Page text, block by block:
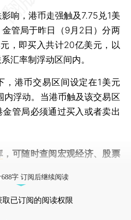
，港币走强触及7.75兑1美
管局于昨日（9月2日）分两
，即买入共计20亿美元，以
汇率制浮动区间内。
港币交易区间设定在1美元
内浮动。当港币触及该交易区
管局必须通过买入或者卖出
，可随时查阅宏观经济、股票
字 订阅后继续阅读
取已订阅的阅读权限